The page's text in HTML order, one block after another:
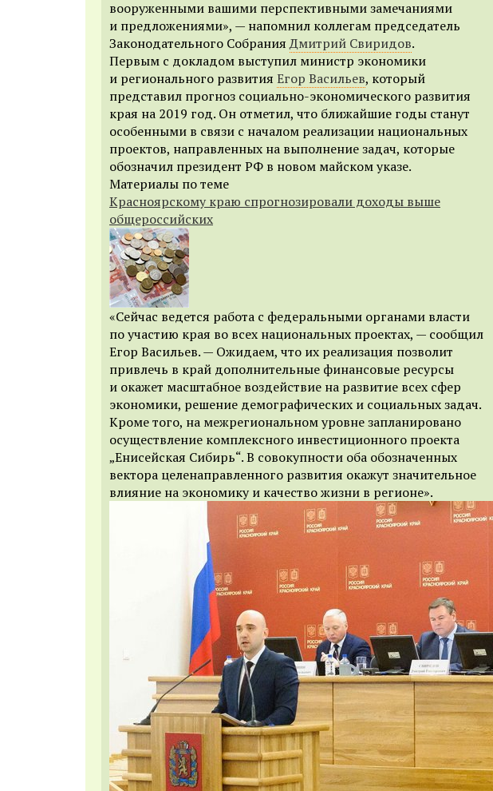
вооруженными вашими перспективными замечаниями
и предложениями», — напомнил коллегам председатель
Законодательного СобранияДмитрий Свиридов.
Первым c докладом выступил министр экономики
и регионального развития Егор Васильев, который
представил прогноз социально-экономического развития
края на 2019 год. Он отметил, что ближайшие годы станут
особенными в связи с началом реализации национальных
проектов, направленных на выполнение задач, которые
обозначил президент РФ в новом майском указе.
Материалы по теме
Красноярскому краю спрогнозировали доходы выше
общероссийских
«Сейчас ведется работа с федеральными органами власти
по участию края во всех национальных проектах, — сообщил
Егор Васильев. — Ожидаем, что их реализация позволит
привлечь в край дополнительные финансовые ресурсы
и окажет масштабное воздействие на развитие всех сфер
экономики, решение демографических и социальных задач.
Кроме того, на межрегиональном уровне запланировано
осуществление комплексного инвестиционного проекта
„Енисейская Сибирь“. В совокупности оба обозначенных
вектора целенаправленного развития окажут значительное
влияние на экономику и качество жизни в регионе».